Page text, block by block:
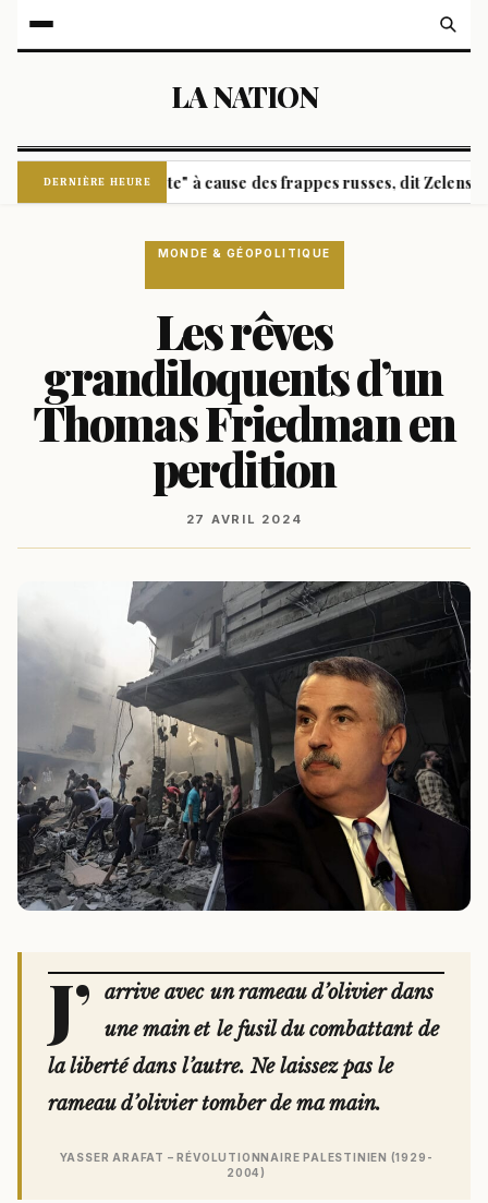
LA NATION
DERNIÈRE HEURE
thermique intacte" à cause des frappes russes, dit Zelensky
MONDE & GÉOPOLITIQUE
Les rêves
grandiloquents d’un
Thomas Friedman en
perdition
27 AVRIL 2024
J’
arrive avec un rameau d’olivier dans
une main et le fusil du combattant de
la liberté dans l’autre. Ne laissez pas le
rameau d’olivier tomber de ma main.
YASSER ARAFAT – RÉVOLUTIONNAIRE PALESTINIEN (1929-
2004)